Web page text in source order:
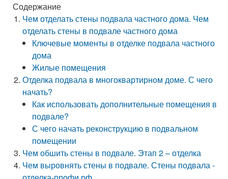
Содержание
Чем отделать стены подвала частного дома. Чем
отделать стены в подвале частного дома
Ключевые моменты в отделке подвала частного
дома
Жилые помещения
Отделка подвала в многоквартирном доме. С чего
начать?
Как использовать дополнительные помещения в
подвале?
С чего начать реконструкцию в подвальном
помещении
Чем обшить стены в подвале. Этап 2 – отделка
Чем выровнять стены в подвале. Стены подвала -